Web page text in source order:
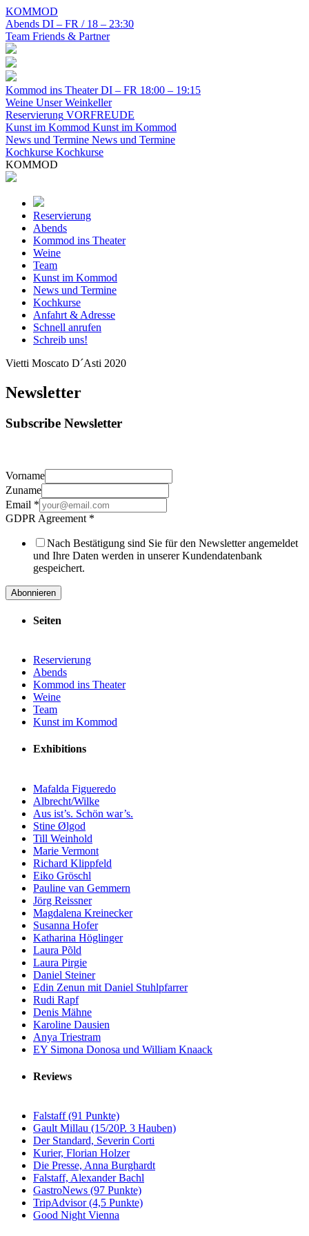
KOMMOD
Abends DI – FR / 18 – 23:30
Team Friends & Partner
Kommod ins Theater DI – FR 18:00 – 19:15
Weine Unser Weinkeller
Reservierung VORFREUDE
Kunst im Kommod Kunst im Kommod
News und Termine News und Termine
Kochkurse Kochkurse
KOMMOD
Reservierung
Abends
Kommod ins Theater
Weine
Team
Kunst im Kommod
News und Termine
Kochkurse
Anfahrt & Adresse
Schnell anrufen
Schreib uns!
Vietti Moscato D´Asti 2020
Newsletter
Subscribe Newsletter
Vorname
Zuname
Email *
GDPR Agreement *
Nach Bestätigung sind Sie für den Newsletter angemeldet
und Ihre Daten werden in unserer Kundendatenbank
gespeichert.
Abonnieren
Seiten
Reservierung
Abends
Kommod ins Theater
Weine
Team
Kunst im Kommod
Exhibitions
Mafalda Figueredo
Albrecht/Wilke
Aus ist’s. Schön war’s.
Stine Ølgod
Till Weinhold
Marie Vermont
Richard Klippfeld
Eiko Gröschl
Pauline van Gemmern
Jörg Reissner
Magdalena Kreinecker
Susanna Hofer
Katharina Höglinger
Laura Põld
Laura Pirgie
Daniel Steiner
Edin Zenun mit Daniel Stuhlpfarrer
Rudi Rapf
Denis Mähne
Karoline Dausien
Anya Triestram
EY Simona Donosa und William Knaack
Reviews
Falstaff (91 Punkte)
Gault Millau (15/20P. 3 Hauben)
Der Standard, Severin Corti
Kurier, Florian Holzer
Die Presse, Anna Burghardt
Falstaff, Alexander Bachl
GastroNews (97 Punkte)
TripAdvisor (4,5 Punkte)
Good Night Vienna